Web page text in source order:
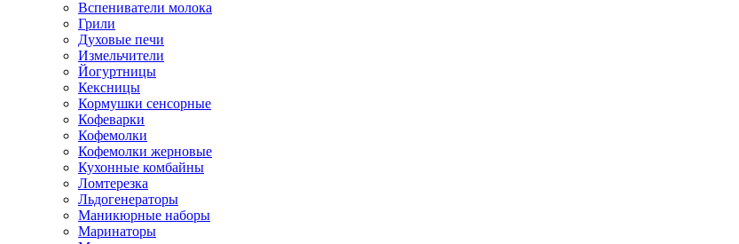
Вспениватели молока
Грили
Духовые печи
Измельчители
Йогуртницы
Кексницы
Кормушки сенсорные
Кофеварки
Кофемолки
Кофемолки жерновые
Кухонные комбайны
Ломтерезка
Льдогенераторы
Маникюрные наборы
Маринаторы